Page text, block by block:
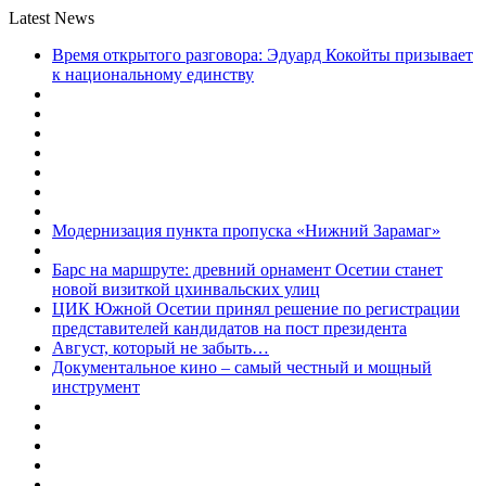
Latest News
Время открытого разговора: Эдуард Кокойты призывает
к национальному единству
Модернизация пункта пропуска «Нижний Зарамаг»
Барс на маршруте: древний орнамент Осетии станет
новой визиткой цхинвальских улиц
ЦИК Южной Осетии принял решение по регистрации
представителей кандидатов на пост президента
Август, который не забыть…
Документальное кино – самый честный и мощный
инструмент